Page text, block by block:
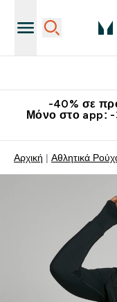
-40% σε
Μόνο στο app:
Αρχική Αθλητικά